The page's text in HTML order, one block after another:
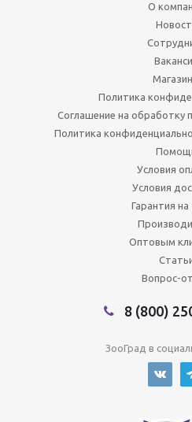
О
Политика
Соглашение на обработку
Политика
Условия
Условия
Гарантия на
Оптовым
Вопрос-
8 (800)
ЗооГрад в